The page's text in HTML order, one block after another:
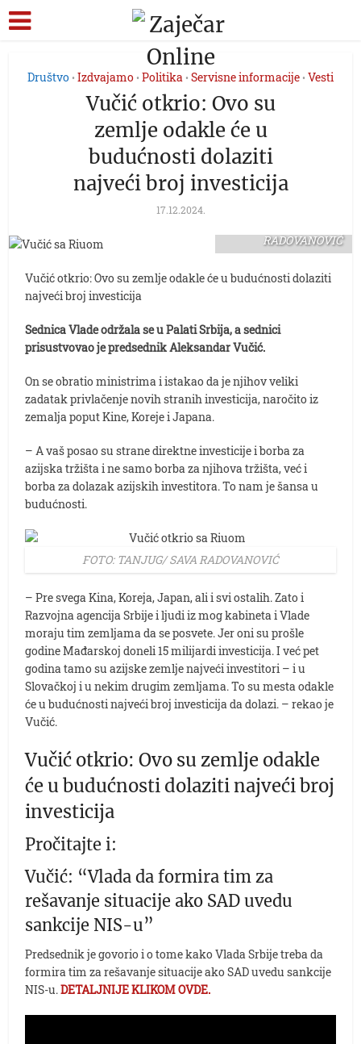
Društvo • Izdvajamo • Politika • Servisne informacije • Vesti
Vučić otkrio: Ovo su
zemlje odakle će u
budućnosti dolaziti
najveći broj investicija
17.12.2024.
RADOVANOVIĆ
Vučić otkrio: Ovo su zemlje odakle će u budućnosti dolaziti
najveći broj investicija
Sednica Vlade održala se u Palati Srbija, a sednici
prisustvovao je predsednik Aleksandar Vučić.
On se obratio ministrima i istakao da je njihov veliki
zadatak privlačenje novih stranih investicija, naročito iz
zemalja poput Kine, Koreje i Japana.
– A vaš posao su strane direktne investicije i borba za
azijska tržišta i ne samo borba za njihova tržišta, već i
borba za dolazak azijskih investitora. To nam je šansa u
budućnosti.
FOTO: TANJUG/ SAVA RADOVANOVIĆ
– Pre svega Kina, Koreja, Japan, ali i svi ostalih. Zato i
Razvojna agencija Srbije i ljudi iz mog kabineta i Vlade
moraju tim zemljama da se posvete. Jer oni su prošle
godine Mađarskoj doneli 15 milijardi investicija. I već pet
godina tamo su azijske zemlje najveći investitori – i u
Slovačkoj i u nekim drugim zemljama. To su mesta odakle
će u budućnosti najveći broj investicija da dolazi. – rekao je
Vučić.
Vučić otkrio: Ovo su zemlje odakle
će u budućnosti dolaziti najveći broj
investicija
Pročitajte i:
Vučić: “Vlada da formira tim za
rešavanje situacije ako SAD uvedu
sankcije NIS-u”
Predsednik je govorio i o tome kako Vlada Srbije treba da
formira tim za rešavanje situacije ako SAD uvedu sankcije
NIS-u.DETALJNIJE KLIKOM OVDE.